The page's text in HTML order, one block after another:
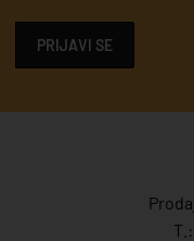
PRIJAVI SE
T.: